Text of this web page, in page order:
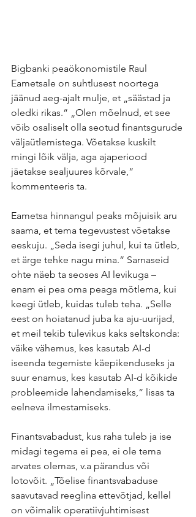
Bigbanki peaökonomistile Raul
Eametsale on suhtlusest noortega
jäänud aeg-ajalt mulje, et „säästad ja
oledki rikas.“ „Olen mõelnud, et see
võib osaliselt olla seotud finantsgurude
väljaütlemistega. Võetakse kuskilt
mingi lõik välja, aga ajaperiood
jäetakse sealjuures kõrvale,“
kommenteeris ta.
Eametsa hinnangul peaks mõjuisik aru
saama, et tema tegevustest võetakse
eeskuju. „Seda isegi juhul, kui ta ütleb,
et ärge tehke nagu mina.“ Sarnaseid
ohte näeb ta seoses AI levikuga –
enam ei pea oma peaga mõtlema, kui
keegi ütleb, kuidas tuleb teha. „Selle
eest on hoiatanud juba ka aju-uurijad,
et meil tekib tulevikus kaks seltskonda:
väike vähemus, kes kasutab AI-d
iseenda tegemiste käepikenduseks ja
suur enamus, kes kasutab AI-d kõikide
probleemide lahendamiseks,“ lisas ta
eelneva ilmestamiseks.
Finantsvabadust, kus raha tuleb ja ise
midagi tegema ei pea, ei ole tema
arvates olemas, v.a pärandus või
lotovõit. „Tõelise finantsvabaduse
saavutavad reeglina ettevõtjad, kellel
on võimalik operatiivjuhtimisest